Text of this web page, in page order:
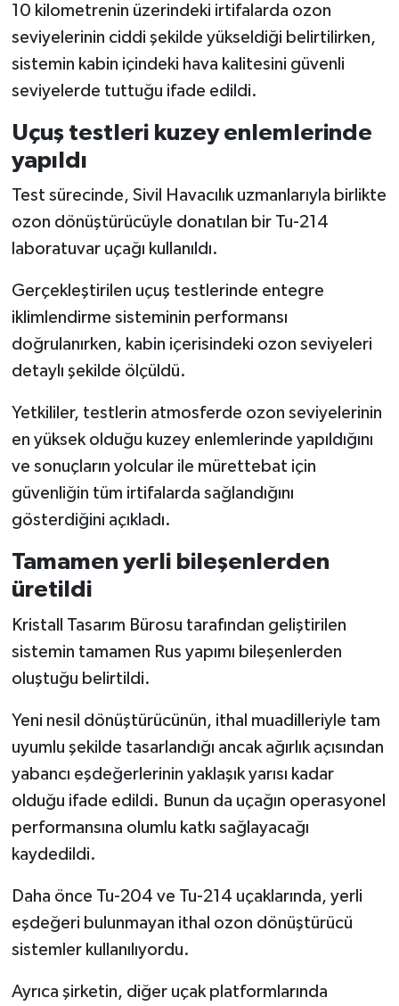
10 kilometrenin üzerindeki irtifalarda ozon
seviyelerinin ciddi şekilde yükseldiği belirtilirken,
sistemin kabin içindeki hava kalitesini güvenli
seviyelerde tuttuğu ifade edildi.
Uçuş testleri kuzey enlemlerinde
yapıldı
Test sürecinde, Sivil Havacılık uzmanlarıyla birlikte
ozon dönüştürücüyle donatılan bir Tu-214
laboratuvar uçağı kullanıldı.
Gerçekleştirilen uçuş testlerinde entegre
iklimlendirme sisteminin performansı
doğrulanırken, kabin içerisindeki ozon seviyeleri
detaylı şekilde ölçüldü.
Yetkililer, testlerin atmosferde ozon seviyelerinin
en yüksek olduğu kuzey enlemlerinde yapıldığını
ve sonuçların yolcular ile mürettebat için
güvenliğin tüm irtifalarda sağlandığını
gösterdiğini açıkladı.
Tamamen yerli bileşenlerden
üretildi
Kristall Tasarım Bürosu tarafından geliştirilen
sistemin tamamen Rus yapımı bileşenlerden
oluştuğu belirtildi.
Yeni nesil dönüştürücünün, ithal muadilleriyle tam
uyumlu şekilde tasarlandığı ancak ağırlık açısından
yabancı eşdeğerlerinin yaklaşık yarısı kadar
olduğu ifade edildi. Bunun da uçağın operasyonel
performansına olumlu katkı sağlayacağı
kaydedildi.
Daha önce Tu-204 ve Tu-214 uçaklarında, yerli
eşdeğeri bulunmayan ithal ozon dönüştürücü
sistemler kullanılıyordu.
Ayrıca şirketin, diğer uçak platformlarında